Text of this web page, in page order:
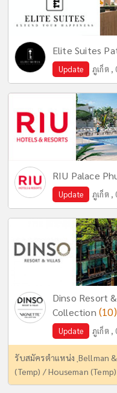
Elite Suites
Update ภูเก็ต ,
RIU Palace
Update ภูเก็ต ,
Dinso Resort
Collection (10)
Update ภูเก็ต ,
รับสมัครตำแหน่ง ฺBellman
(Temp) / Houseman